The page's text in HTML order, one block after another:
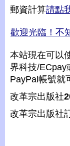
郵資計算請點
歡迎光臨！不
本站現在可以
界科技/ECpay
PayPal帳號就
改革宗出版社
改革宗出版社